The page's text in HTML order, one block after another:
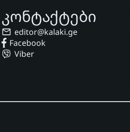
კონტაქტები
editor@kalaki.ge
Facebook
Viber